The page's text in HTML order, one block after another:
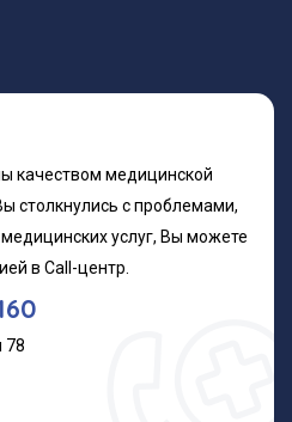
качеством медицинской
столкнулись с проблемами,
услуг, Вы можете
в Call-центр.
78